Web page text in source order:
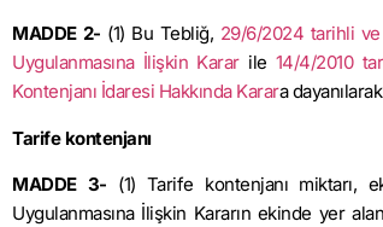
MADDE 2- (1) Bu Tebliğ, 29/6/2024 tarihli ve
Uygulanmasına İlişkin Kararile 14/4/2010
Kontenjanı İdaresi Hakkında Karara
Tarife kontenjanı
MADDE 3- (1) Tarife kontenjanı miktarı,
Uygulanmasına İlişkin Kararın ekinde yer